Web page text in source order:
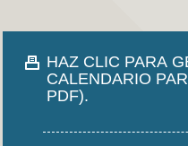
HAZ CLIC PARA
CALENDARIO
PDF).